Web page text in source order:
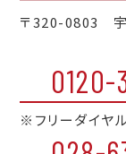
〒320-0803 宇
0120-
※フリーダイヤ